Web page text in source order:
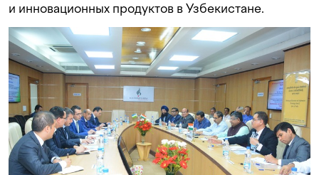
и инновационных продуктов в Узбекистане.